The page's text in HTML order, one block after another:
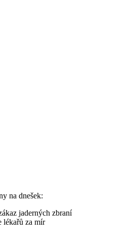
na dnešek:
jaderných zbraní
lékařů za mír